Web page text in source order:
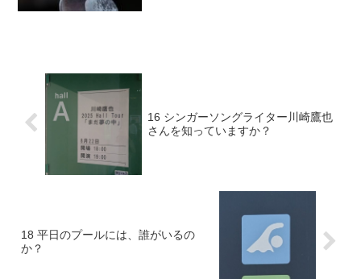
16 シンガーソングライター川崎鷹也
さんを知っていますか？
18 平日のプールには、誰がいるの
か？